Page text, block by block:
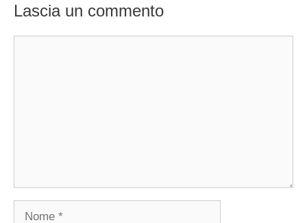
Lascia un commento